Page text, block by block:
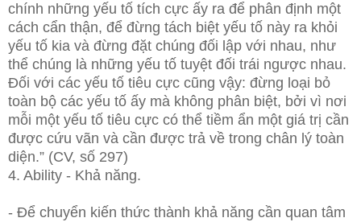
chính những yếu tố tích cực ấy ra để phân định một
cách cẩn thận, để đừng tách biệt yếu tố này ra khỏi
yếu tố kia và đừng đặt chúng đối lập với nhau, như
thể chúng là những yếu tố tuyệt đối trái ngược nhau.
Đối với các yếu tố tiêu cực cũng vậy: đừng loại bỏ
toàn bộ các yếu tố ấy mà không phân biệt, bởi vì nơi
mỗi một yếu tố tiêu cực có thể tiềm ẩn một giá trị cần
được cứu vãn và cần được trả về trong chân lý toàn
diện.” (CV, số 297)
4. Ability - Khả năng.
- Để chuyển kiến thức thành khả năng cần quan tâm